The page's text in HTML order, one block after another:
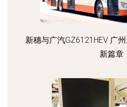
新穗与广汽GZ6121HEV 广
新篇章